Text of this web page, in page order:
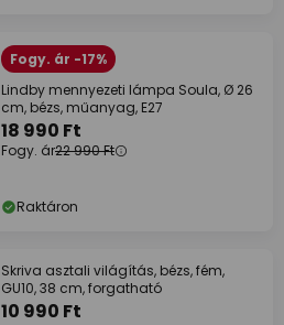
Fogy. ár -17%
Lindby mennyezeti lámpa Soula, Ø 26
cm, bézs, műanyag, E27
18 990 Ft
Fogy. ár22 990 Ft
Raktáron
Skriva asztali világítás, bézs, fém,
GU10, 38 cm, forgatható
10 990 Ft